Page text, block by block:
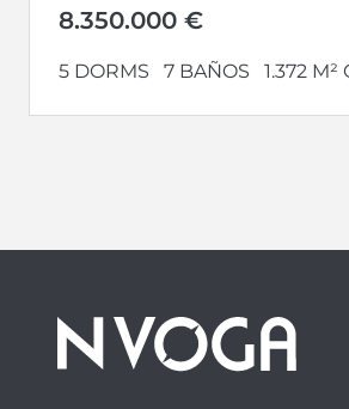
vistas al mar y...
8.350.000 €
5 DORMS 7 BAÑOS 1.372 M²